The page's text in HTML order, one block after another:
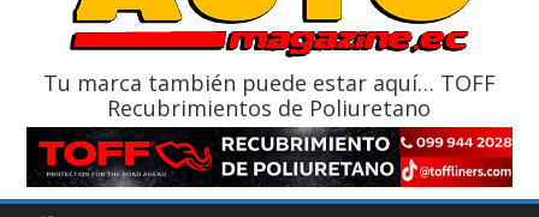
La FEDAK recibe 12 Sinotruk Bolden para cubrir las rutas de La
Tu marca también puede estar aquí… TOFF
Recubrimientos de Poliuretano